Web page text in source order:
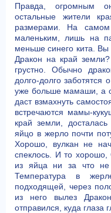
Правда, огромным
остальные жители
размерами. На
маленьким, лишь на
меньше синего кита.
Дракон на край
грустно. Обычно
долго-долго
уже больше мамаши, а
даст взмахнуть
встречаются мамы-
край земли,
яйцо в жерло почти
Хорошо, вулкан не
спеклось. И то хорошо,
из яйца ни за что не
Температура в
подходящей, через
из него вылез
отправился, куда глаза